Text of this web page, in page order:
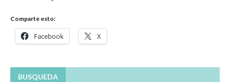
Comparte esto:
Facebook X
BUSQUEDA